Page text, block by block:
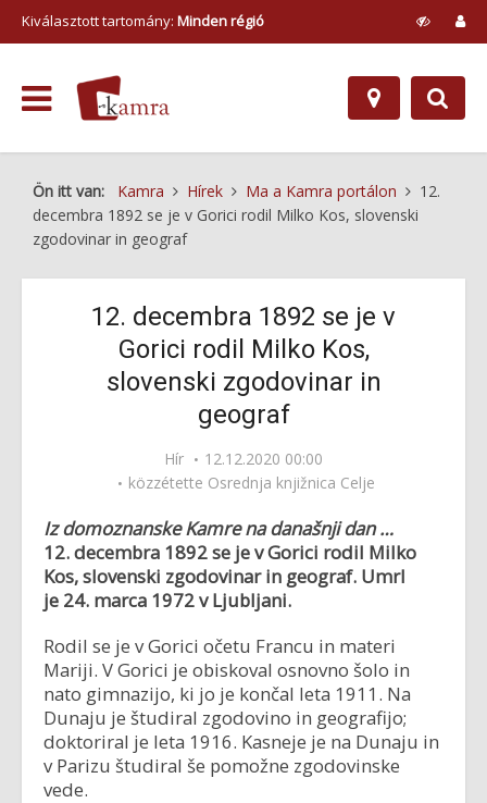
Kiválasztott tartomány: Minden régió
Ön itt van: Kamra Hírek Ma a Kamra portálon
12.
decembra 1892 se je v Gorici rodil Milko Kos, slovenski
zgodovinar in geograf
12. decembra 1892 se je v
Gorici rodil Milko Kos,
slovenski zgodovinar in
geograf
Hír
12.12.2020 00:00
közzétette Osrednja knjižnica Celje
Iz domoznanske Kamre na današnji dan …
12. decembra 1892 se je v Gorici rodil Milko
Kos, slovenski zgodovinar in geograf. Umrl
je 24. marca 1972 v Ljubljani.
Rodil se je v Gorici očetu Francu in materi
Mariji. V Gorici je obiskoval osnovno šolo in
nato gimnazijo, ki jo je končal leta 1911. Na
Dunaju je študiral zgodovino in geografijo;
doktoriral je leta 1916. Kasneje je na Dunaju in
v Parizu študiral še pomožne zgodovinske
vede.